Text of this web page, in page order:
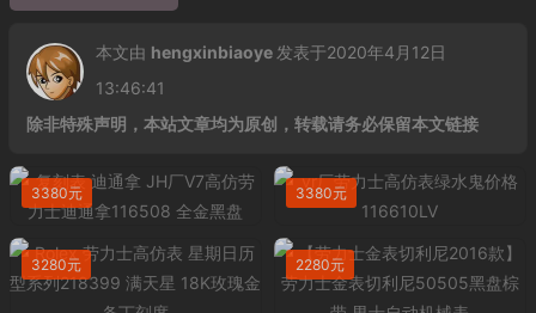
本文由 hengxinbiaoye 发表于2020年4月12日
13:46:41
除非特殊声明，本站文章均为原创，转载请务必保留本文链接
3380元 3380元
3280元 2280元